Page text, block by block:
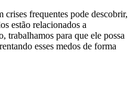
frequentes pode descobrir,
estão relacionados a
trabalhamos para que ele possa
esses medos de forma